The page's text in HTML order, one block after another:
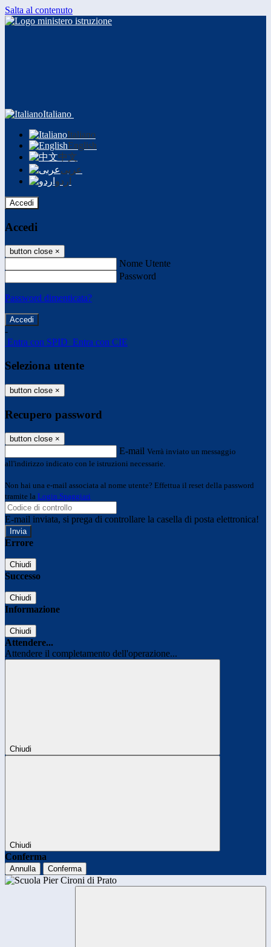
Salta al contenuto
Italiano
Italiano
English
中文
عربى
اردو
Accedi
Accedi
button close ×
Nome Utente
Password
Password dimenticata?
-
Entra con SPID Entra con CIE
Seleziona utente
button close ×
Recupero password
button close ×
E-mail Verrà inviato un messaggio
all'indirizzo indicato con le istruzioni necessarie.
Non hai una e-mail associata al nome utente? Effettua il reset della password
tramite la Login Spaggiari
E-mail inviata, si prega di controllare la casella di posta elettronica!
Errore
Chiudi
Successo
Chiudi
Informazione
Chiudi
Attendere...
Attendere il completamento dell'operazione...
Chiudi
Chiudi
Conferma
Annulla Conferma